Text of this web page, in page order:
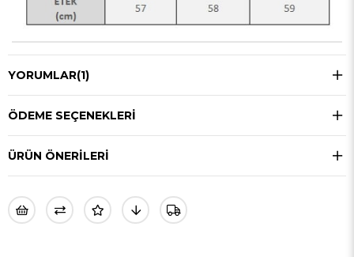
YORUMLAR(1)
ÖDEME SEÇENEKLERI
ÜRÜN ÖNERILERI